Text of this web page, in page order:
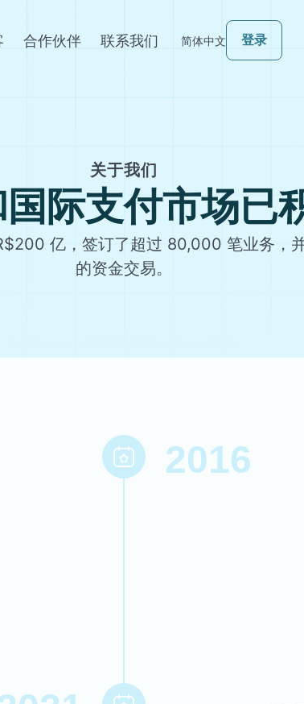
合作伙伴 联系我们 简体中文 登录
关于我们
际支付市场已
亿，签订了超过 80,000 笔业务，
的资金交易。
2016